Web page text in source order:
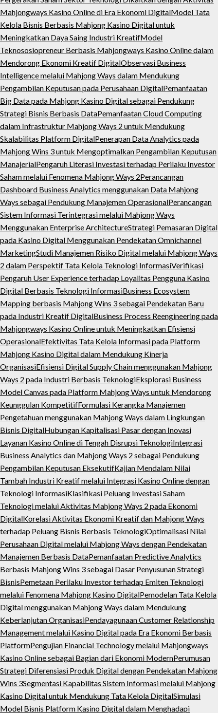
Mahjongways Kasino Online di Era Ekonomi DigitalModel Tata
Kelola Bisnis Berbasis Mahjong Kasino Digital untuk
Meningkatkan Daya Saing Industri KreatifModel
Teknososiopreneur Berbasis Mahjongways Kasino Online dalam
Mendorong Ekonomi Kreatif DigitalObservasi Business
Intelligence melalui Mahjong Ways dalam Mendukung
Pengambilan Keputusan pada Perusahaan DigitalPemanfaatan
Big Data pada Mahjong Kasino Digital sebagai Pendukung
Strategi Bisnis Berbasis DataPemanfaatan Cloud Computing
dalam Infrastruktur Mahjong Ways 2 untuk Mendukung
Skalabilitas Platform DigitalPenerapan Data Analytics pada
Mahjong Wins 3 untuk Mengoptimalkan Pengambilan Keputusan
ManajerialPengaruh Literasi Investasi terhadap Perilaku Investor
Saham melalui Fenomena Mahjong Ways 2Perancangan
Dashboard Business Analytics menggunakan Data Mahjong
Ways sebagai Pendukung Manajemen OperasionalPerancangan
Sistem Informasi Terintegrasi melalui Mahjong Ways
Menggunakan Enterprise ArchitectureStrategi Pemasaran Digital
pada Kasino Digital Menggunakan Pendekatan Omnichannel
MarketingStudi Manajemen Risiko Digital melalui Mahjong Ways
2 dalam Perspektif Tata Kelola Teknologi InformasiVerifikasi
Pengaruh User Experience terhadap Loyalitas Pengguna Kasino
Digital Berbasis Teknologi InformasiBusiness Ecosystem
Mapping berbasis Mahjong Wins 3 sebagai Pendekatan Baru
pada Industri Kreatif DigitalBusiness Process Reengineering pada
Mahjongways Kasino Online untuk Meningkatkan Efisiensi
OperasionalEfektivitas Tata Kelola Informasi pada Platform
Mahjong Kasino Digital dalam Mendukung Kinerja
OrganisasiEfisiensi Digital Supply Chain menggunakan Mahjong
Ways 2 pada Industri Berbasis TeknologiEksplorasi Business
Model Canvas pada Platform Mahjong Ways untuk Mendorong
Keunggulan KompetitifFormulasi Kerangka Manajemen
Pengetahuan menggunakan Mahjong Ways dalam Lingkungan
Bisnis DigitalHubungan Kapitalisasi Pasar dengan Inovasi
Layanan Kasino Online di Tengah Disrupsi TeknologiIntegrasi
Business Analytics dan Mahjong Ways 2 sebagai Pendukung
Pengambilan Keputusan EksekutifKajian Mendalam Nilai
Tambah Industri Kreatif melalui Integrasi Kasino Online dengan
Teknologi InformasiKlasifikasi Peluang Investasi Saham
Teknologi melalui Aktivitas Mahjong Ways 2 pada Ekonomi
DigitalKorelasi Aktivitas Ekonomi Kreatif dan Mahjong Ways
terhadap Peluang Bisnis Berbasis TeknologiOptimalisasi Nilai
Perusahaan Digital melalui Mahjong Ways dengan Pendekatan
Manajemen Berbasis DataPemanfaatan Predictive Analytics
Berbasis Mahjong Wins 3 sebagai Dasar Penyusunan Strategi
BisnisPemetaan Perilaku Investor terhadap Emiten Teknologi
melalui Fenomena Mahjong Kasino DigitalPemodelan Tata Kelola
Digital menggunakan Mahjong Ways dalam Mendukung
Keberlanjutan OrganisasiPendayagunaan Customer Relationship
Management melalui Kasino Digital pada Era Ekonomi Berbasis
PlatformPengujian Financial Technology melalui Mahjongways
Kasino Online sebagai Bagian dari Ekonomi ModernPerumusan
Strategi Diferensiasi Produk Digital dengan Pendekatan Mahjong
Wins 3Segmentasi Kapabilitas Sistem Informasi melalui Mahjong
Kasino Digital untuk Mendukung Tata Kelola DigitalSimulasi
Model Bisnis Platform Kasino Digital dalam Menghadapi